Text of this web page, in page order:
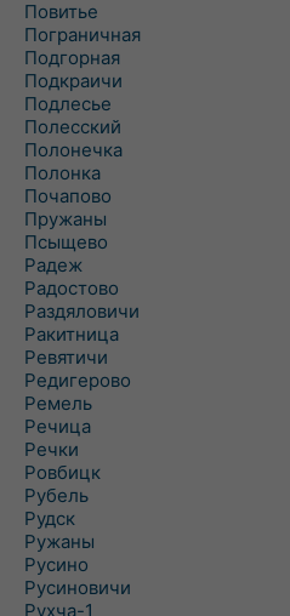
Повитье
Пограничная
Подгорная
Подкраичи
Подлесье
Полесский
Полонечка
Полонка
Почапово
Пружаны
Псыщево
Радеж
Радостово
Раздяловичи
Ракитница
Ревятичи
Редигерово
Ремель
Речица
Речки
Ровбицк
Рубель
Рудск
Ружаны
Русино
Русиновичи
Рухча-1